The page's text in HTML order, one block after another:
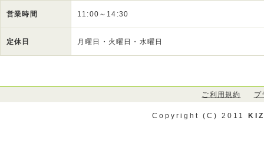
営業時間 11:00～14:30
定休日 月曜日・火曜日・水曜日
ご利用規約 プ
Copyright (C) 2011